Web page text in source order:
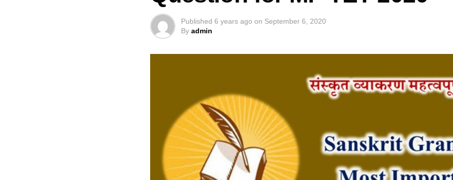
Published 6 years ago on September 6, 2020
By admin